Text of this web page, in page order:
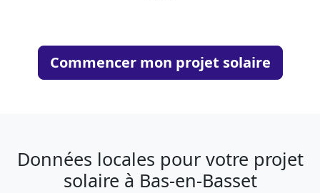
Commencer mon projet solaire
Données locales pour votre projet
solaire à Bas-en-Basset